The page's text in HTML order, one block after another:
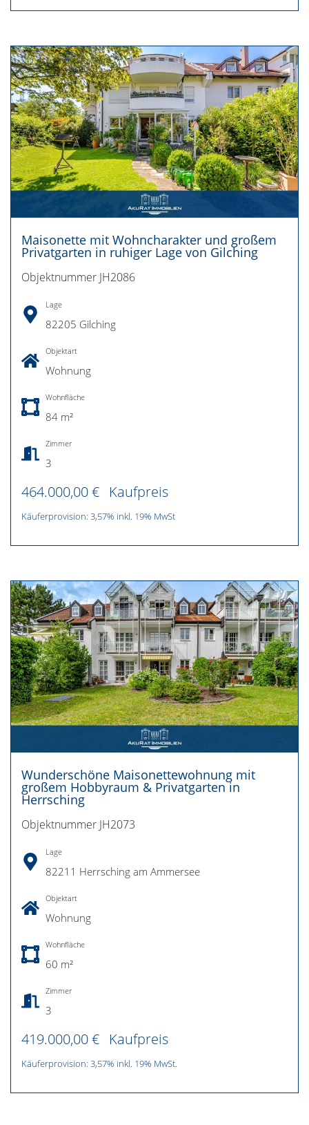
Maisonette mit Wohncharakter und großem
Privatgarten in ruhiger Lage von Gilching
Objektnummer JH2086
Lage
82205 Gilching
Objektart
Wohnung
Wohnfläche
84 m²
Zimmer
3
464.000,00 € Kaufpreis
Käuferprovision: 3,57% inkl. 19% MwSt
Wunderschöne Maisonettewohnung mit
großem Hobbyraum & Privatgarten in
Herrsching
Objektnummer JH2073
Lage
82211 Herrsching am Ammersee
Objektart
Wohnung
Wohnfläche
60 m²
Zimmer
3
419.000,00 € Kaufpreis
Käuferprovision: 3,57% inkl. 19% MwSt.